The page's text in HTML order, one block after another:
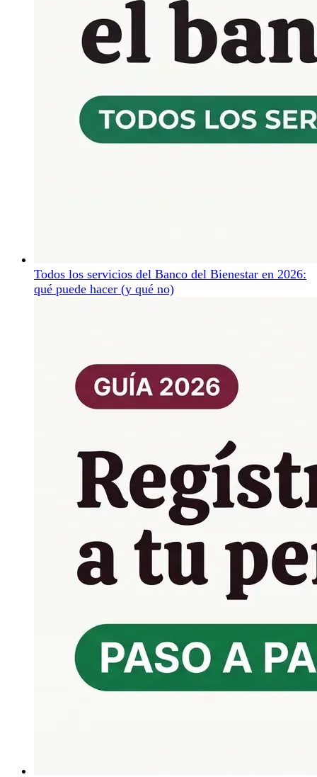
Todos los servicios del Banco del Bienestar en 2026:
qué puede hacer (y qué no)